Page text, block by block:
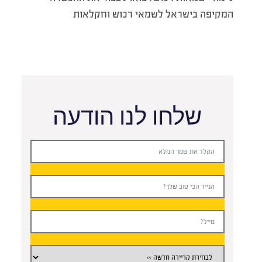
המקיפה בישראל לשמאי רכוש וחקלאות
שלחו לנו הודעה